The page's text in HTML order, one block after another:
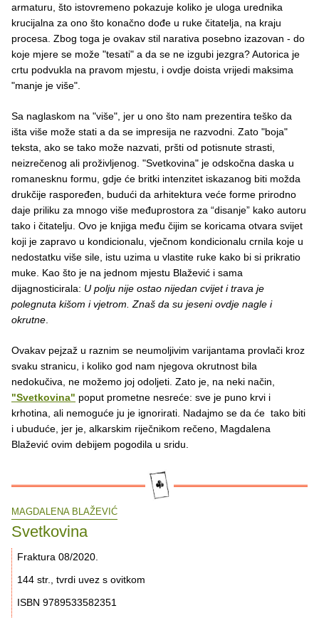
armaturu, što istovremeno pokazuje koliko je uloga urednika
krucijalna za ono što konačno dođe u ruke čitatelja, na kraju
procesa. Zbog toga je ovakav stil narativa posebno izazovan - do
koje mjere se može "tesati" a da se ne izgubi jezgra? Autorica je
crtu podvukla na pravom mjestu, i ovdje doista vrijedi maksima
"manje je više".
Sa naglaskom na "više", jer u ono što nam prezentira teško da
išta više može stati a da se impresija ne razvodni. Zato "boja"
teksta, ako se tako može nazvati, pršti od potisnute strasti,
neizrečenog ali proživljenog. "Svetkovina" je odskočna daska u
romanesknu formu, gdje će britki intenzitet iskazanog biti možda
drukčije raspoređen, budući da arhitektura veće forme prirodno
daje priliku za mnogo više međuprostora za “disanje” kako autoru
tako i čitatelju. Ovo je knjiga među čijim se koricama otvara svijet
koji je zapravo u kondicionalu, vječnom kondicionalu crnila koje u
nedostatku više sile, istu uzima u vlastite ruke kako bi si prikratio
muke. Kao što je na jednom mjestu Blažević i sama
dijagnosticirala: U polju nije ostao nijedan cvijet i trava je
polegnuta kišom i vjetrom. Znaš da su jeseni ovdje nagle i
okrutne
Ovakav pejzaž u raznim se neumoljivim varijantama provlači kroz
svaku stranicu, i koliko god nam njegova okrutnost bila
nedokučiva, ne možemo joj odoljeti. Zato je, na neki način,
"Svetkovina" poput prometne nesreće: sve je puno krvi i
krhotina, ali nemoguće ju je ignorirati. Nadajmo se da će tako biti
i ubuduće, jer je, alkarskim riječnikom rečeno, Magdalena
Blažević ovim debijem pogodila u sridu.
MAGDALENA BLAŽEVIĆ
Svetkovina
Fraktura 08/2020.
144 str., tvrdi uvez s ovitkom
ISBN 9789533582351